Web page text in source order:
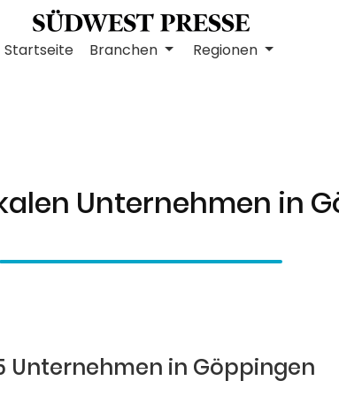
Startseite Branchen Regionen
Unternehmen in
Unternehmen in Göppingen